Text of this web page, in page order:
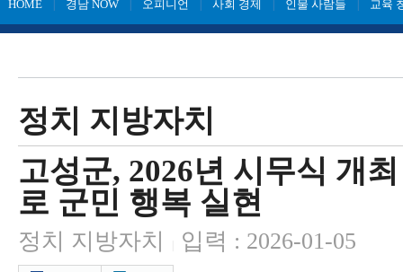
HOME 경남 NOW 오피니언 사회 경제 인물 사람들 교육
정치 지방자치
고성군, 2026년 시무식 개
로 군민 행복 실현
정치 지방자치 입력 : 2026-01-05